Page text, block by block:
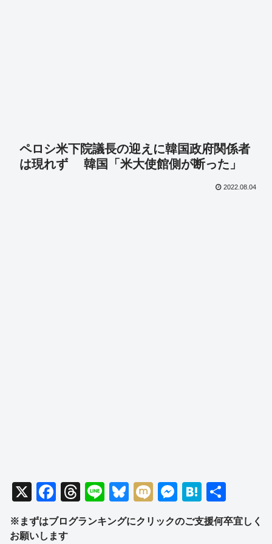
ペロシ米下院議長の迎えに韓国政府関係者
は現れず 韓国「米大使館側が断った」
2022.08.04
X
F
a
c
T
hr
e
Li
n
e
Bl
e
M
ixi
M
ss
H
at
e
有
※まずはブログランキングにクリックのご支援何卒宜しく
お願いします